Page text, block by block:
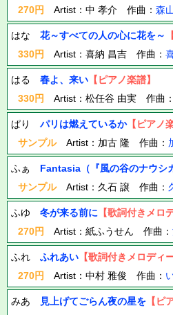
270円
Artist：中 孝介 作曲： 森
はな 花～すべての人の心に花を～
330円
Artist：喜納 昌吉 作曲：
はる 春よ、来い 【ピアノ楽譜】
330円
Artist：松任谷 由実 作曲：
ぱり パリは燃えているか【ピアノ
サンプルArtist：加古 隆 作曲：
ふぁ Fantasia（『風の谷のナウシ
サンプルArtist：久石 譲 作曲：
ふゆ 冬が来る前に 【歌詞付きメロ
270円
Artist：紙ふうせん 作曲：
ふれ ふれあい 【歌詞付きメロディ
270円
Artist：中村 雅俊 作曲：
みあ 見上げてごらん夜の星を 【ピ